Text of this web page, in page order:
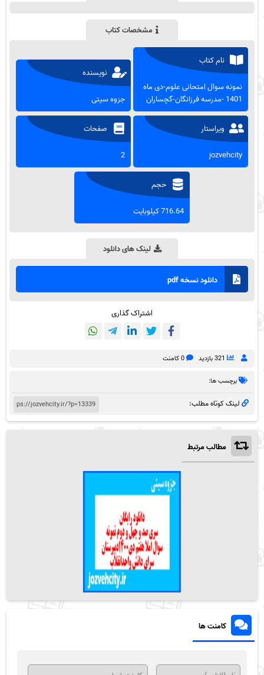
مشخصات کتاب
نام کتاب
نمونه سوال امتحانی علوم-دی ماه
1401 -مدرسه فرزانگان-گچساران
نویسنده
جزوه سیتی
ویراستار
jozvehcity
صفحات
2
حجم
716.64 کیلوبایت
لینک های دانلود
دانلود نسخه pdf
اشتراک گذاری
321 بازدید 0 کامنت
برچسب ها:
لینک کوتاه مطلب:
مطالب مرتبط
کامنت ها